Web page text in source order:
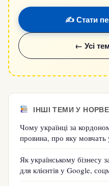
✍️ Стати
← Усі
ІНШІ ТЕМИ У
Чому українці за
провина, про яку мовчать
Як українському бізнесу
для клієнтів у Google,